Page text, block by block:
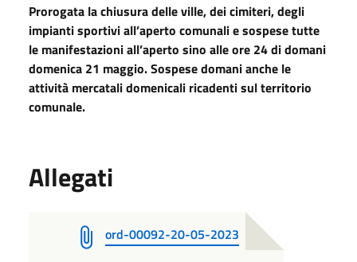
Prorogata la chiusura delle ville, dei cimiteri, degli
impianti sportivi all’aperto comunali e sospese tutte
le manifestazioni all’aperto sino alle ore 24 di domani
domenica 21 maggio. Sospese domani anche le
attività mercatali domenicali ricadenti sul territorio
comunale.
Allegati
ord-00092-20-05-2023